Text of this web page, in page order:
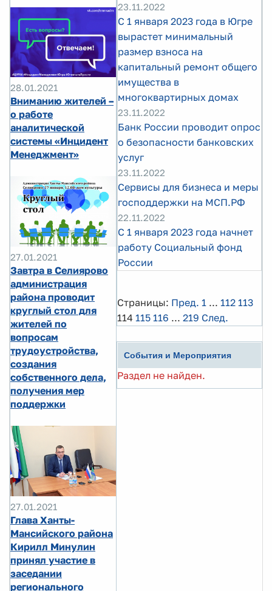
28.01.2021
Вниманию жителей –
о работе
аналитической
системы «Инцидент
Менеджмент»
27.01.2021
Завтра в Селиярово
администрация
района проводит
круглый стол для
жителей по
вопросам
трудоустройства,
создания
собственного дела,
получения мер
поддержки
27.01.2021
Глава Ханты-
Мансийского района
Кирилл Минулин
принял участие в
заседании
регионального
23.11.2022
С 1 января 2023 года в Югре
вырастет минимальный
размер взноса на
капитальный ремонт общего
имущества в
многоквартирных домах
23.11.2022
Банк России проводит опрос
о безопасности банковских
услуг
23.11.2022
Сервисы для бизнеса и меры
господдержки на МСП.РФ
22.11.2022
С 1 января 2023 года начнет
работу Социальный фонд
России
Страницы: Пред. 1 ... 112 113
114 115 116 ... 219 След.
События и Мероприятия
Раздел не найден.